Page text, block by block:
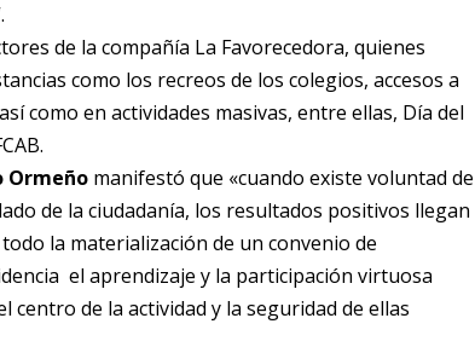
de la compañía La Favorecedora, quienes
como los recreos de los colegios, accesos a
como en actividades masivas, entre ellas, Día del
Ormeño manifestó que «cuando existe voluntad de
de la ciudadanía, los resultados positivos llegan
la materialización de un convenio de
el aprendizaje y la participación virtuosa
de la actividad y la seguridad de ellas